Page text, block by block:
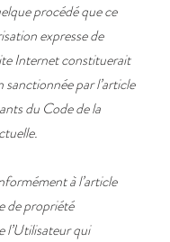
procédé que ce
expresse de
Internet constituerait
par l’article
du Code de la
à l’article
de propriété
l’Utilisateur qui